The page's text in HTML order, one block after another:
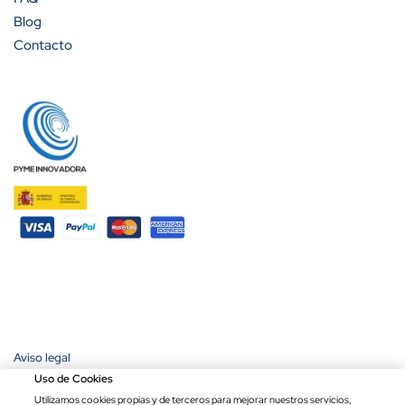
Blog
Contacto
Aviso legal
Política de privacidad
Uso de Cookies
Utilizamos cookies propias y de terceros para mejorar nuestros servicios,